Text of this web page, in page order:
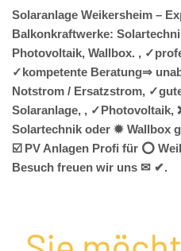
Solaranlage Weikersheim –
Balkonkraftwerke:
Photovoltaik, Wallbox. ,
✓kompetente Beratung⇒
Notstrom / Ersatzstrom,
Solaranlage, , ✓Photovoltaik,
Solartechnik oder ✹ Wallbox
☑️ PV Anlagen Profi für ⭕
Besuch freuen wir uns ✉ ✔.